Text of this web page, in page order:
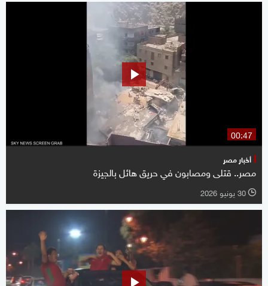
00:47
أخبار مصر
مصر.. قتلى ومصابون في حريق هائل بالجيزة
l 30 يونيو 2026